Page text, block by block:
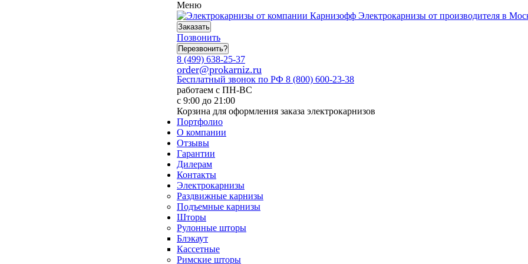
Меню
Электрокарнизы от производителя в
Заказать
Позвонить
Перезвонить?
8 (499) 638-25-37
order@prokarniz.ru
Бесплатный звонок по РФ 8 (800) 600-23-38
работаем с ПН-ВС
с 9:00 до 21:00
Корзина для оформления заказа электрокарнизов
Портфолио
О компании
Отзывы
Гарантии
Дилерам
Контакты
Электрокарнизы
Раздвижные карнизы
Подъемные карнизы
Шторы
Рулонные шторы
Блэкаут
Кассетные
Римские шторы